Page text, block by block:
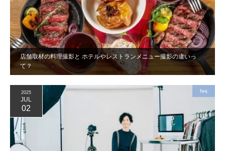
店舗取材の料理撮影と ホテルやレストランメニュー撮影の違いっ
て？
2025
JUL
02
faq